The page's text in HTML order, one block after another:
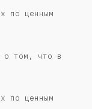
по ценным
о том, что в
по ценным